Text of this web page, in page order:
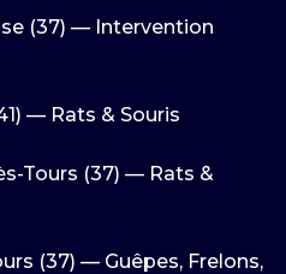
(37) — Intervention
— Rats & Souris
Tours (37) — Rats &
(37) — Guêpes, Frelons,